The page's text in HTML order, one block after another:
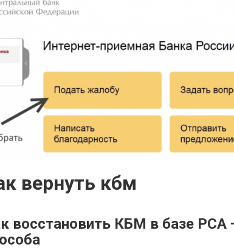
вернуть кбм
восстановить КБМ в базе РСА